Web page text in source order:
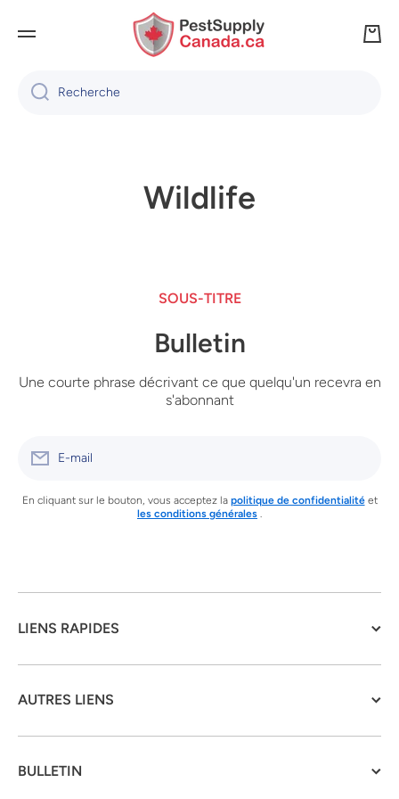
IGNORER ET PASSER AU CONTENU
Recherche
Wildlife
SOUS-TITRE
Bulletin
Une courte phrase décrivant ce que quelqu'un recevra en
s'abonnant
E-mail
En cliquant sur le bouton, vous acceptez la politique de confidentialitéet
les conditions générales .
LIENS RAPIDES
AUTRES LIENS
BULLETIN